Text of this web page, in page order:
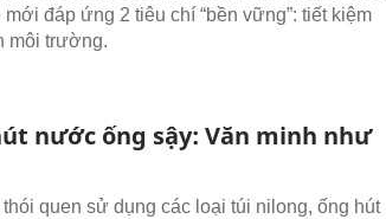
đáp ứng 2 tiêu chí “bền vững”: tiết kiệm
môi trường.
nước ống sậy: Văn minh như
quen sử dụng các loại túi nilong, ống hút